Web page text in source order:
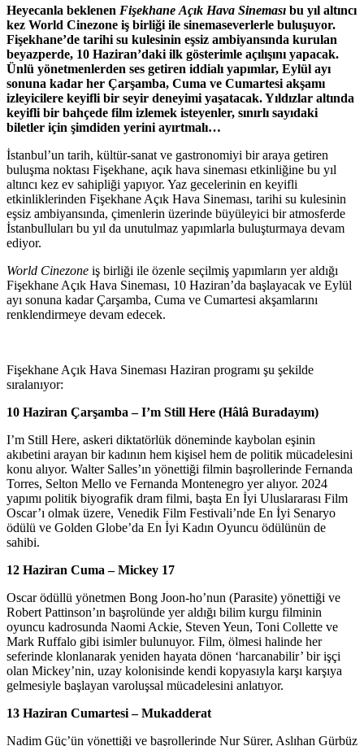
Heyecanla beklenen Fişekhane Açık Hava Sineması bu yıl altıncı
kez World Cinezone iş birliği ile sinemaseverlerle buluşuyor.
Fişekhane’de tarihi su kulesinin eşsiz ambiyansında kurulan
beyazperde, 10 Haziran’daki ilk gösterimle açılışını yapacak.
Ünlü yönetmenlerden ses getiren iddialı yapımlar, Eylül ayı
sonuna kadar her Çarşamba, Cuma ve Cumartesi akşamı
izleyicilere keyifli bir seyir deneyimi yaşatacak. Yıldızlar altında
keyifli bir bahçede film izlemek isteyenler, sınırlı sayıdaki
biletler için şimdiden yerini ayırtmalı…
İstanbul’un tarih, kültür-sanat ve gastronomiyi bir araya getiren
buluşma noktası Fişekhane, açık hava sineması etkinliğine bu yıl
altıncı kez ev sahipliği yapıyor. Yaz gecelerinin en keyifli
etkinliklerinden Fişekhane Açık Hava Sineması, tarihi su kulesinin
eşsiz ambiyansında, çimenlerin üzerinde büyüleyici bir atmosferde
İstanbulluları bu yıl da unutulmaz yapımlarla buluşturmaya devam
ediyor.
World Cinezone iş birliği ile özenle seçilmiş yapımların yer aldığı
Fişekhane Açık Hava Sineması, 10 Haziran’da başlayacak ve Eylül
ayı sonuna kadar Çarşamba, Cuma ve Cumartesi akşamlarını
renklendirmeye devam edecek.
Fişekhane Açık Hava Sineması Haziran programı şu şekilde
sıralanıyor:
10 Haziran Çarşamba – I’m Still Here (Hâlâ Buradayım)
I’m Still Here, askeri diktatörlük döneminde kaybolan eşinin
akıbetini arayan bir kadının hem kişisel hem de politik mücadelesini
konu alıyor. Walter Salles’ın yönettiği filmin başrollerinde Fernanda
Torres, Selton Mello ve Fernanda Montenegro yer alıyor. 2024
yapımı politik biyografik dram filmi, başta En İyi Uluslararası Film
Oscar’ı olmak üzere, Venedik Film Festivali’nde En İyi Senaryo
ödülü ve Golden Globe’da En İyi Kadın Oyuncu ödülünün de
sahibi.
12 Haziran Cuma – Mickey 17
Oscar ödüllü yönetmen Bong Joon-ho’nun (Parasite) yönettiği ve
Robert Pattinson’ın başrolünde yer aldığı bilim kurgu filminin
oyuncu kadrosunda Naomi Ackie, Steven Yeun, Toni Collette ve
Mark Ruffalo gibi isimler bulunuyor. Film, ölmesi halinde her
seferinde klonlanarak yeniden hayata dönen ‘harcanabilir’ bir işçi
olan Mickey’nin, uzay kolonisinde kendi kopyasıyla karşı karşıya
gelmesiyle başlayan varoluşsal mücadelesini anlatıyor.
13 Haziran Cumartesi – Mukadderat
Nadim Güç’ün yönettiği ve başrollerinde Nur Sürer, Aslıhan Gürbüz